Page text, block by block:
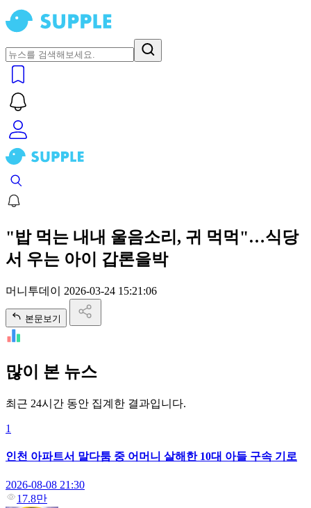
"밥 먹는 내내 울음소리, 귀 먹먹"…식당
서 우는 아이 갑론을박
머니투데이 2026-03-24 15:21:06
본문보기
많이 본 뉴스
최근 24시간 동안 집계한 결과입니다.
1
인천 아파트서 말다툼 중 어머니 살해한 10대 아들 구속 기로
2026-08-08 21:30
17.8만